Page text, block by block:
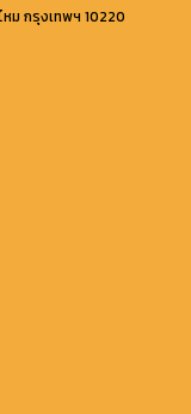
ม กรุงเทพฯ 10220